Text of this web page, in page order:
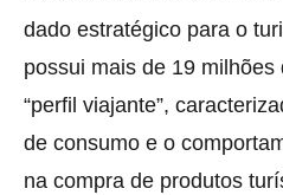
dado estratégico para o
possui mais de 19
“perfil viajante”,
de consumo e o
na compra de produtos